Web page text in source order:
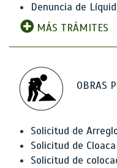
Denuncia de
MÁS TRÁMITES
OBRAS
Solicitud de
Solicitud de
Solicitud de